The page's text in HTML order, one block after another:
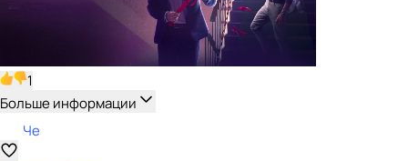
1
Больше информации
Че